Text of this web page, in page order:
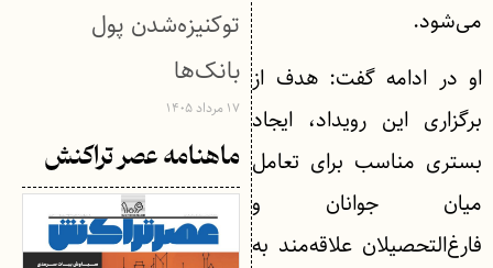
می‌شود.
او در ادامه گفت: هدف از
برگزاری این رویداد، ایجاد
بستری مناسب برای تعامل
میان جوانان و
فارغ‌التحصیلان علاقه‌مند به
توکنیزه‌شدن پول
بانک‌ها
۱۷ مرداد ۱۴۰۵
ماهنامه عصر تراکنش